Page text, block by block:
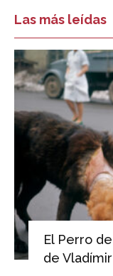
Las más leídas
El Perro
de